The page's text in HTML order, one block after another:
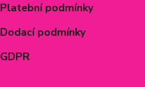
Platební podmínky
Dodací podmínky
GDPR